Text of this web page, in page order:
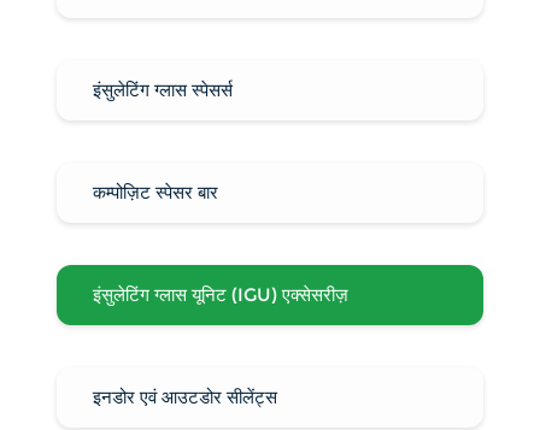
इंसुलेटिंग ग्लास स्पेसर्स
कम्पोज़िट स्पेसर बार
इंसुलेटिंग ग्लास यूनिट (IGU) एक्सेसरीज़
इनडोर एवं आउटडोर सीलेंट्स